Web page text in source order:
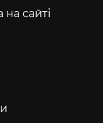
сайті